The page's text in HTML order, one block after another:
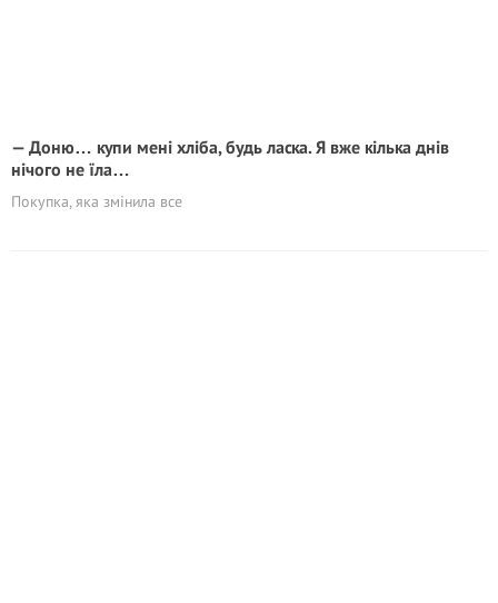
— Доню… купи мені хліба, будь ласка. Я вже кілька днів
нічого не їла…
Покупка, яка змінила все